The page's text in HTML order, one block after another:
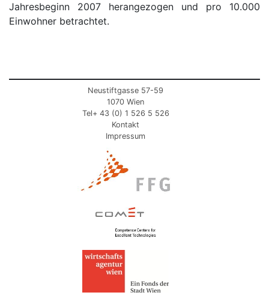
Jahresbeginn 2007 herangezogen und pro 10.000
Einwohner betrachtet.
Neustiftgasse 57-59
1070 Wien
Tel+ 43 (0) 1 526 5 526
Kontakt
Impressum